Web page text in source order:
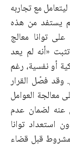
مع تجاربه
يستفد من هذه
توانا معالج
«أنه لم يعد
أو نفسية، رغم
وقد فصّل القرار
معالجة العوامل
لضمان عدم
استعداد توانا
قبل قضاء